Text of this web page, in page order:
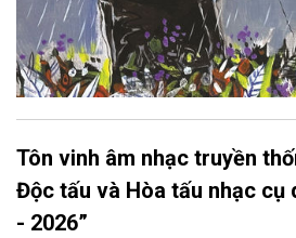
Tôn vinh âm nhạc truyền
Độc tấu và Hòa tấu nhạc cụ
- 2026”